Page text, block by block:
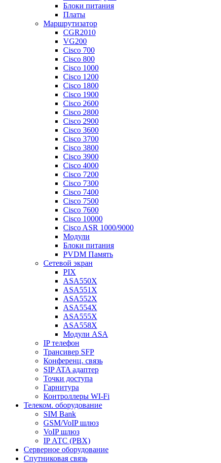
Блоки питания
Платы
Маршрутизатор
CGR2010
VG200
Cisco 700
Cisco 800
Cisco 1000
Cisco 1200
Cisco 1800
Cisco 1900
Cisco 2600
Cisco 2800
Cisco 2900
Cisco 3600
Cisco 3700
Cisco 3800
Cisco 3900
Cisco 4000
Cisco 7200
Cisco 7300
Cisco 7400
Cisco 7500
Cisco 7600
Cisco 10000
Cisco ASR 1000/9000
Модули
Блоки питания
PVDM Память
Сетевой экран
PIX
ASA550X
ASA551X
ASA552X
ASA554X
ASA555X
ASA558X
Модули ASA
IP телефон
Трансивер SFP
Конференц. связь
SIP ATA адаптер
Точки доступа
Гарнитура
Контроллеры WI-Fi
Телеком. оборудование
SIM Bank
GSM/VoIP шлюз
VoIP шлюз
IP АТС (PBX)
Серверное оборудование
Спутниковая связь